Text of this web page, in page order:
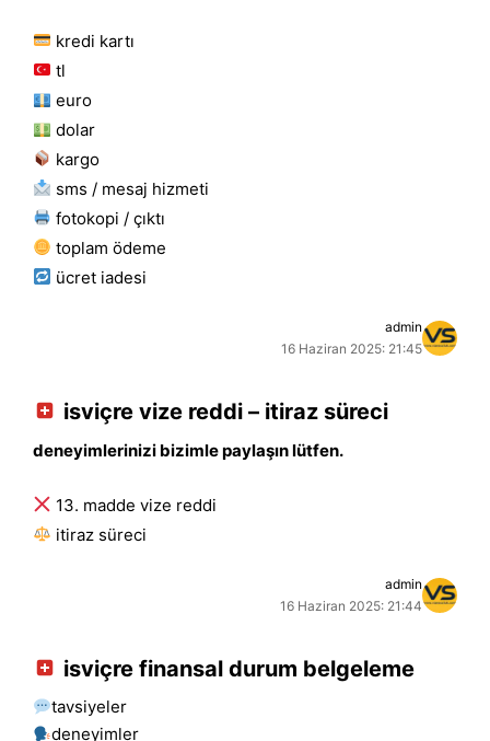
kredi kartı
tl
euro
dolar
kargo
sms / mesaj hizmeti
fotokopi / çıktı
toplam ödeme
ücret i̇adesi
admin
16 Haziran 2025: 21:45
isviçre vize reddi – itiraz süreci
deneyimlerinizi bizimle paylaşın lütfen.
13. madde vize reddi
i̇tiraz süreci
admin
16 Haziran 2025: 21:44
isviçre finansal durum belgeleme
tavsiyeler
deneyimler